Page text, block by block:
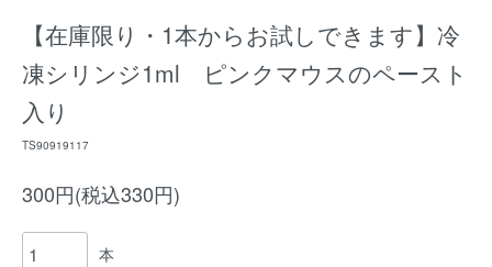
【在庫限り・1本からお試しできます】冷
凍シリンジ1ml ピンクマウスのペースト
入り
TS90919117
300円(税込330円)
本